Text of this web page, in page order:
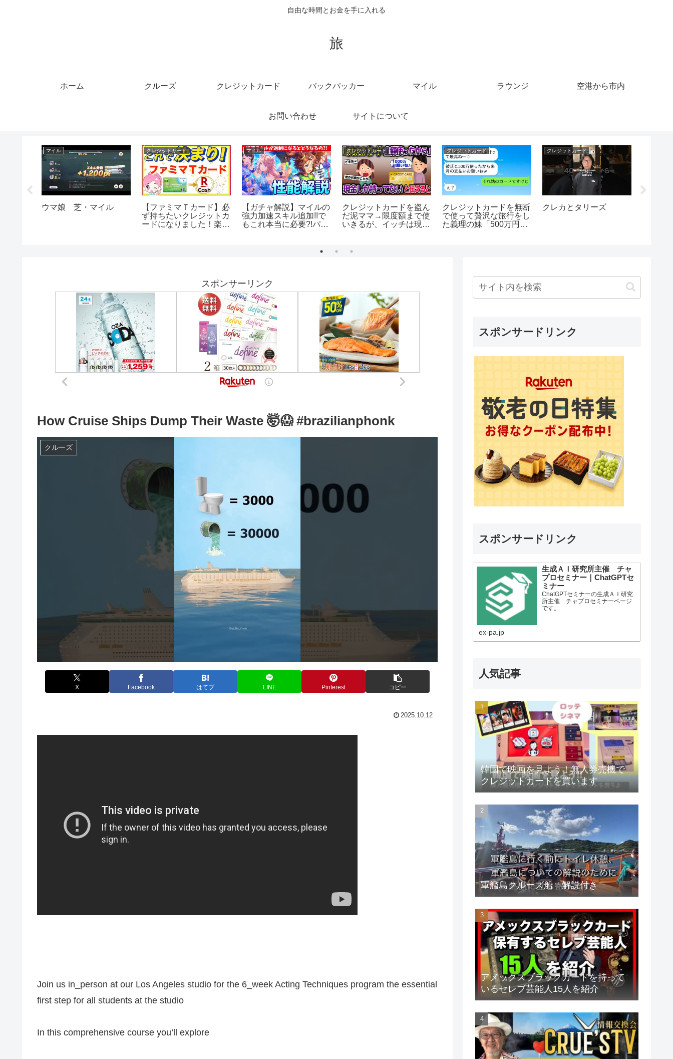
自由な時間とお金を手に入れる
旅
ホーム クルーズ クレジットカード バックパッカー マイル ラウンジ 空港から市内
お問い合わせ サイトについて
マイル
イリオスマイル【お魚レ
マイル
【あつ森】Bチーム取り
放題と一般マイル券販
売 【スマブラ】誰でも
マイル
SPGアメックスで貯め
たポイントをANAやJAL
のマイルに交換する方法
クレジットカード
カード不正利用の詳細。
クレジットカード借金
487万
クレジットカード
クレジットカードでプレ
イできるオンラインカジ
ノ5選
バックパッカー
ギャングの街がやばすぎ
スポンサーリンク
How Cruise Ships Dump Their Waste 🤯😱 #brazilianphonk
クルーズ
X Facebook はてブ LINE Pinterest コピー
2025.10.12
Join us in_person at our Los Angeles studio for the 6_week Acting Techniques program the essential
first step for all students at the studio
In this comprehensive course you’ll explore
スポンサードリンク
スポンサードリンク
生成ＡＩ研究所主催 チャ
プロセミナー｜ChatGPTセ
ミナー
ChatGPTセミナーの生成ＡＩ研究
所主催 チャプロセミナーページ
です。
ex-pa.jp
人気記事
韓国で映画を見よう！無人券売機で
クレジットカードを買います
軍艦島クルーズ船 解説付き
アメックスブラックカードを持って
いるセレブ芸能人15人を紹介